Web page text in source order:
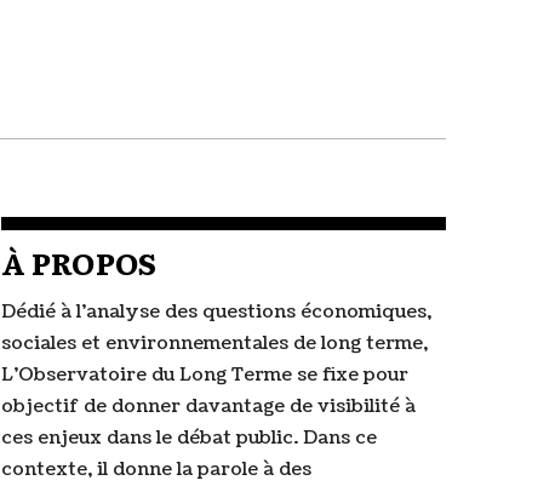
À PROPOS
Dédié à l'analyse des questions économiques,
sociales et environnementales de long terme,
L'Observatoire du Long Terme se fixe pour
objectif de donner davantage de visibilité à
ces enjeux dans le débat public. Dans ce
contexte, il donne la parole à des